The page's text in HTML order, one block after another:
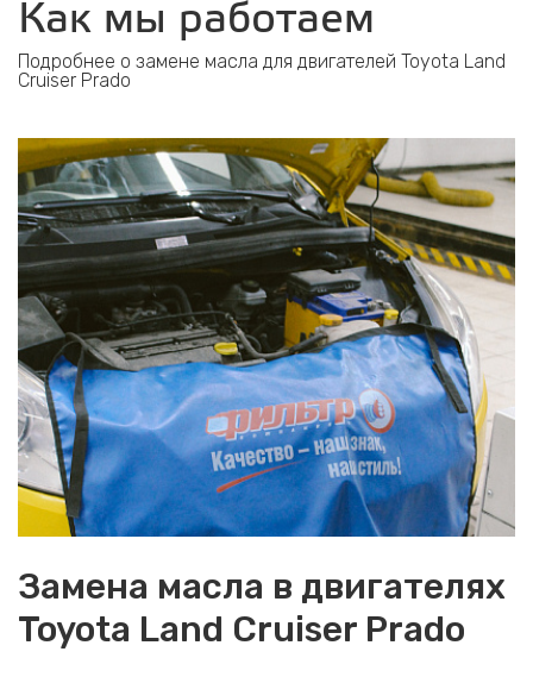
Как мы работаем
Подробнее о замене масла для двигателей Toyota Land
Cruiser Prado
Замена масла в двигателях
Toyota Land Cruiser Prado